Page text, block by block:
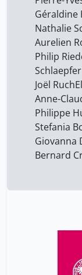
Géraldine
Nathalie
Aurelien
Philip
Joël Ruch
Anne-
Philippe
Stefania
Giovanna
Bernard